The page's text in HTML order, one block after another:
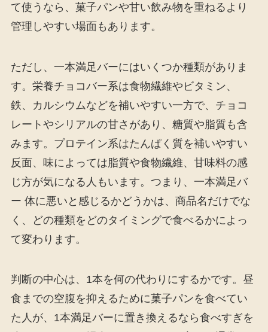
て使うなら、菓子パンや甘い飲み物を重ねるより
管理しやすい場面もあります。
ただし、一本満足バーにはいくつか種類がありま
す。栄養チョコバー系は食物繊維やビタミン、
鉄、カルシウムなどを補いやすい一方で、チョコ
レートやシリアルの甘さがあり、糖質や脂質も含
みます。プロテイン系はたんぱく質を補いやすい
反面、味によっては脂質や食物繊維、甘味料の感
じ方が気になる人もいます。つまり、一本満足バ
ー 体に悪いと感じるかどうかは、商品名だけでな
く、どの種類をどのタイミングで食べるかによっ
て変わります。
判断の中心は、1本を何の代わりにするかです。昼
食までの空腹を抑えるために菓子パンを食べてい
た人が、1本満足バーに置き換えるなら食べすぎを